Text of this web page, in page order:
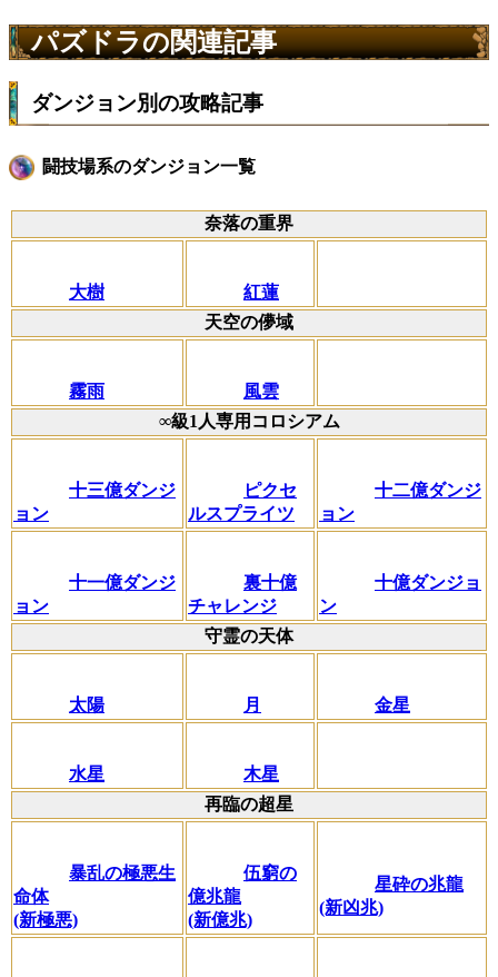
パズドラの関連記事
ダンジョン別の攻略記事
闘技場系のダンジョン一覧
奈落の重界
大樹
紅蓮
天空の儚域
霧雨
風雲
∞級1人専用コロシアム
十三億ダンジ
ョン
ピクセ
ルスプライツ
十二億ダンジ
ョン
十一億ダンジ
ョン
裏十億
チャレンジ
十億ダンジョ
ン
守霊の天体
太陽 月 金星
水星
木星
再臨の超星
暴乱の極悪生
命体
(新極悪)
伍窮の
億兆龍
(新億兆)
星砕の兆龍
(新凶兆)